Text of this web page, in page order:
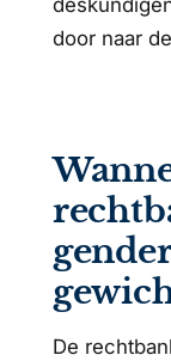
door naar
De